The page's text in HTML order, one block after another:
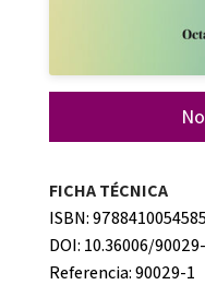
FICHA TÉCNICA
ISBN: 9788410054585
DOI: 10.36006/
Referencia: 90029-1